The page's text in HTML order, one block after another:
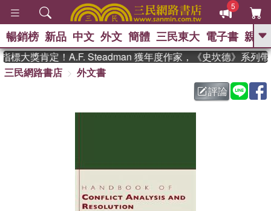
5
GO
父親節 、 花開錦
方念華 、 台灣的
李登輝時代 、 數學女孩：黎曼猜想
暢銷榜 新品 中文 外文 簡體 三民東大 電子書 親子
大獎肯定！A.F. Steadman 獲年度作家，《史坎德》系列帶
三民網路書店
外文書
評論